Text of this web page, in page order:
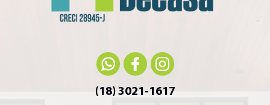
(18) 3021-1617